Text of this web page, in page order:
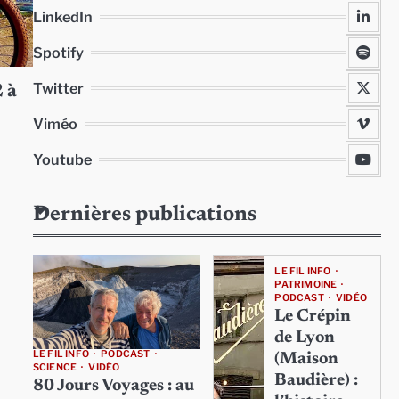
à
LinkedIn
Spotify
Twitter
Viméo
Youtube
Dernières publications
LE FIL INFO
PODCAST
SCIENCE
VIDÉO
80 Jours Voyages : au
LE FIL INFO
PATRIMOINE
PODCAST
VIDÉO
Le Crépin
de Lyon
(Maison
Baudière) :